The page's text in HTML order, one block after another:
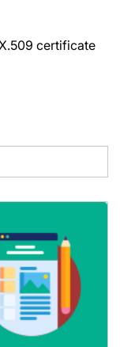
certificate